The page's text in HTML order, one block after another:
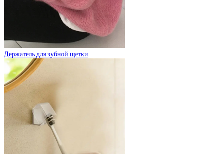
Держатель для зубной щетки